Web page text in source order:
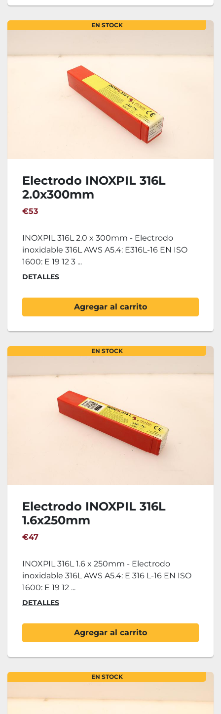
EN STOCK
Electrodo INOXPIL 316L
2.0x300mm
€53
INOXPIL 316L 2.0 x 300mm - Electrodo
inoxidable 316L AWS A5.4: E316L-16 EN ISO
1600: E 19 12 3 ...
DETALLES
Agregar al carrito
EN STOCK
Electrodo INOXPIL 316L
1.6x250mm
€47
INOXPIL 316L 1.6 x 250mm - Electrodo
inoxidable 316L AWS A5.4: E 316 L-16 EN ISO
1600: E 19 12 ...
DETALLES
Agregar al carrito
EN STOCK